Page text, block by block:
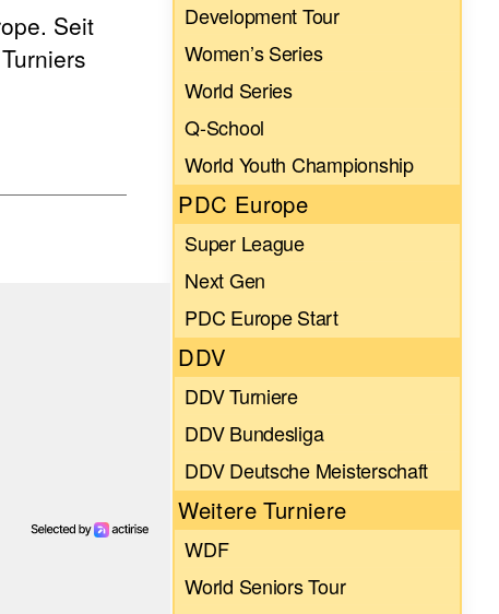
Seit
Development Tour
Women’s Series
World Series
Q-School
World Youth Championship
PDC Europe
Super League
Next Gen
PDC Europe Start
DDV
DDV Turniere
DDV Bundesliga
DDV Deutsche Meisterschaft
Weitere Turniere
WDF
World Seniors Tour